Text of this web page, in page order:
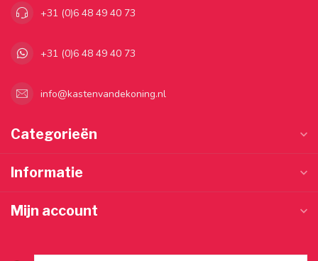
+31 (0)6 48 49 40 73
+31 (0)6 48 49 40 73
info@kastenvandekoning.nl
Categorieën
Informatie
Mijn account